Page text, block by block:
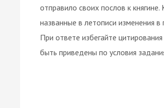
отправило своих послов к
названные в летописи изменения в
При ответе избегайте
быть приведены по условия